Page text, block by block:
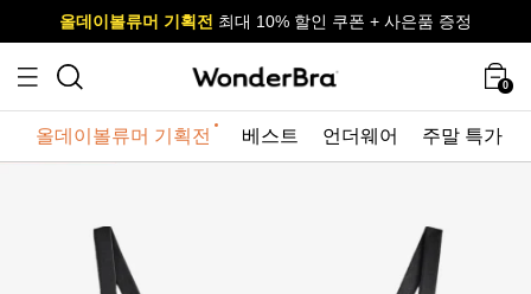
사이즈 무료 교환 서비스
올데이볼류머 기획전 최대 10% 할인 쿠폰 + 사은품 증정
사이즈 무료 교환 서비스
올데이볼류머 기획전
0
올데이볼류머 기획전 베스트 언더웨어 주말 특가